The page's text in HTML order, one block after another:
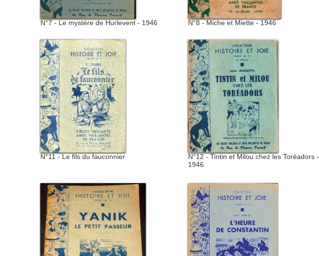
N°7 - Le mystère de Hurlevent - 1946 N°8 - Miche et Miette - 1946
N°11 - Le fils du fauconnier
N°12 - Tintin et Milou chez les Toréadors -
1946